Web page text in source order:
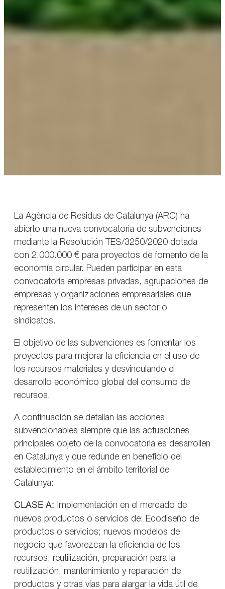
La Agència de Residus de Catalunya (ARC) ha
abierto una nueva convocatoria de subvenciones
mediante la Resolución TES/3250/2020 dotada
con 2.000.000 € para proyectos de fomento de la
economía circular. Pueden participar en esta
convocatoria empresas privadas, agrupaciones de
empresas y organizaciones empresariales que
representen los intereses de un sector o
sindicatos.
El objetivo de las subvenciones es fomentar los
proyectos para mejorar la eficiencia en el uso de
los recursos materiales y desvinculando el
desarrollo económico global del consumo de
recursos.
A continuación se detallan las acciones
subvencionables siempre que las actuaciones
principales objeto de la convocatoria es desarrollen
en Catalunya y que redunde en beneficio del
establecimiento en el ámbito territorial de
Catalunya:
CLASE A:
Implementación en el mercado de
nuevos productos o servicios de: Ecodiseño de
productos o servicios; nuevos modelos de
negocio que favorezcan la eficiencia de los
recursos; reutilización, preparación para la
reutilización, mantenimiento y reparación de
productos y otras vías para alargar la vida útil de